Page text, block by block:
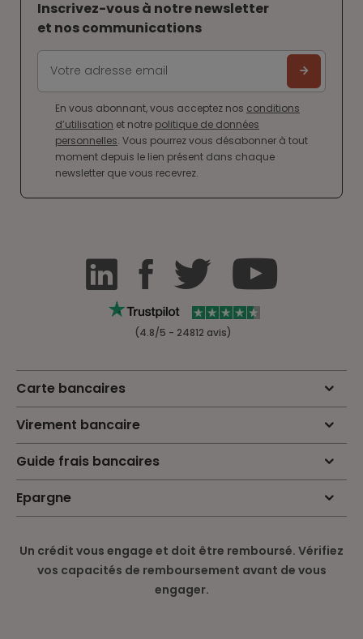
Inscrivez-vous à notre newsletter
et nos communications
En vous abonnant, vous acceptez nos conditions
d’utilisation et notre politique de données
personnelles. Vous pourrez vous désabonner à tout
moment depuis le lien présent dans chaque
newsletter que vous recevrez.
(4.8/5 - 24812 avis)
Carte bancaires
Virement bancaire
Guide frais bancaires
Epargne
Un crédit vous engage et doit être remboursé. Vérifiez
vos capacités de remboursement avant de vous
engager.